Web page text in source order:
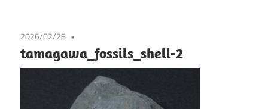
2026/02/28
tamagawa_fossils_shell-2